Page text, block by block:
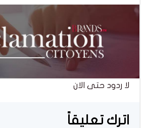
لا ردود حتى الان
اترك تعليقاً